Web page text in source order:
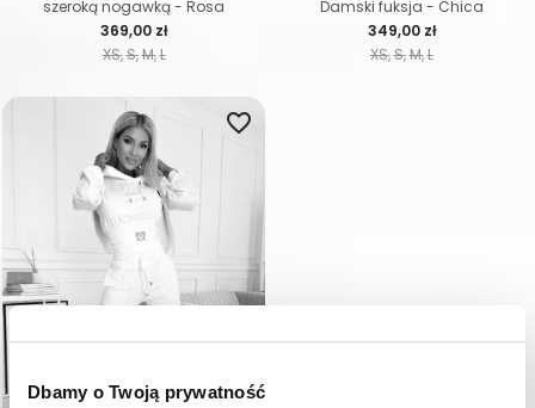
Dbamy o Twoją prywatność
XS S M L
Cena
369,00 zł
szeroką nogawką - Rosa
XS S M L
Cena
349,00 zł
Damski fuksja - Chica
favorite_border